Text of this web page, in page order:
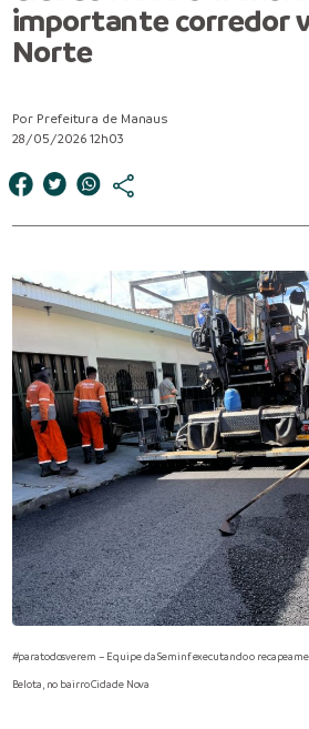
importante corredor
Norte
Por Prefeitura de Manaus
28/05/2026 12h03
#paratodosverem – Equipe da Seminf executando o
Belota, no bairro Cidade Nova